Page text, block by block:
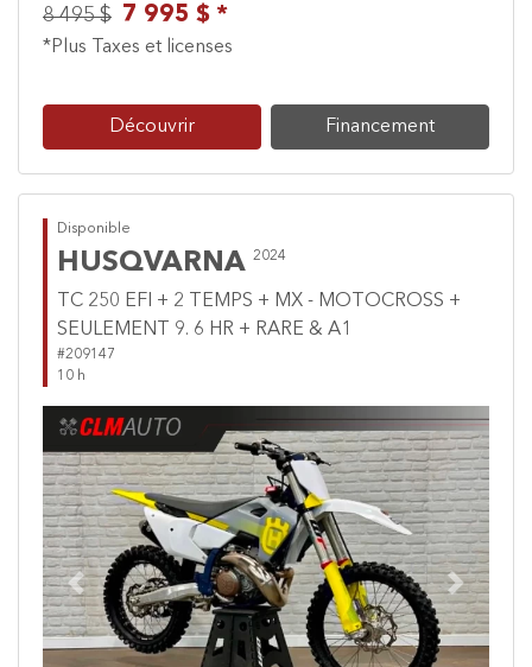
8 495 $ 7 995 $ *
*Plus Taxes et licenses
Découvrir Financement
Disponible
HUSQVARNA 2024
TC 250 EFI + 2 TEMPS + MX - MOTOCROSS +
SEULEMENT 9. 6 HR + RARE & A1
#209147
10 h
Previous Next